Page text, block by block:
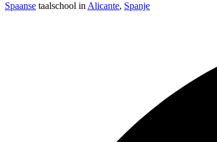
Spaanse taalschool inAlicante, Spanje